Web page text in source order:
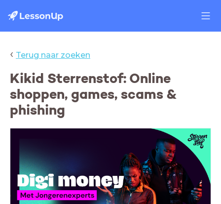
‹ Terug naar zoeken
Kikid Sterrenstof: Online
shoppen, games, scams &
phishing